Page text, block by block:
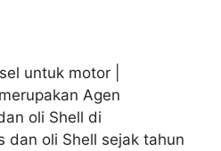
untuk motor |
Agen
oli Shell di
dan oli Shell sejak tahun